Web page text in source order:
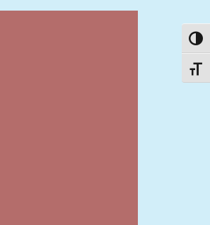
הפעל/כבה ניגודיות גבוהה
מתג גודל גופן